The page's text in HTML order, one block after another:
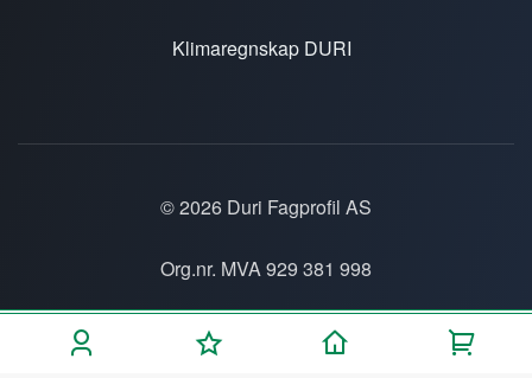
Klimaregnskap DURI
© 2026 Duri Fagprofil AS
Org.nr. MVA 929 381 998
Personvern